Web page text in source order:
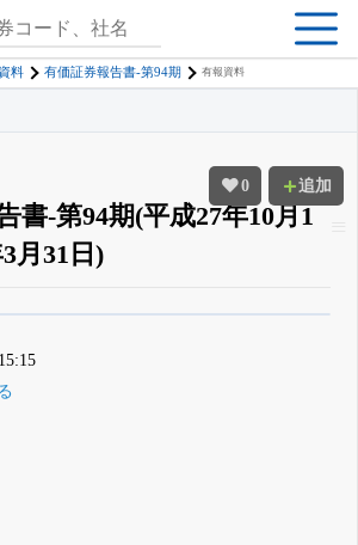
料 有価証券報告書-第94期 有報資料
0 追加
書-第94期(平成27年10月1
月31日)
料でβ版をはじめる
と米株版の先行利用も付きます